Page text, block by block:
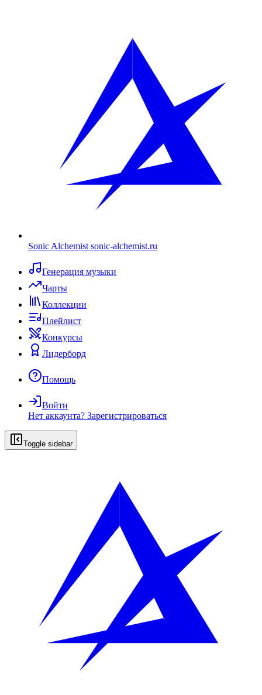
Sonic Alchemist sonic-alchemist.ru
Генерация музыки
Чарты
Коллекции
Плейлист
Конкурсы
Лидерборд
Помощь
Войти
Нет аккаунта? Зарегистрироваться
Toggle sidebar